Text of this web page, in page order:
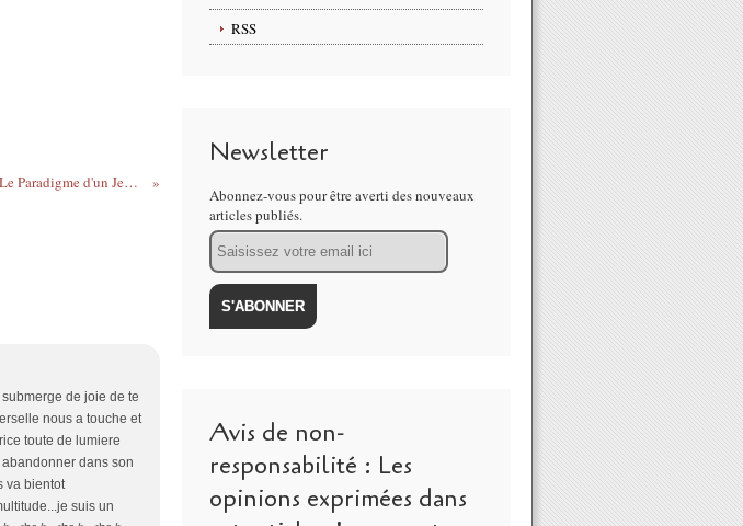
Le Paradigme d'un Jeu Intentionnel
de joie de te
nous a touche et
toute de lumiere
dans son
va bientot
suis un
RSS
Newsletter
Abonnez-vous pour être averti des nouveaux
articles publiés.
Email
Avis de non-
responsabilité : Les
opinions exprimées dans